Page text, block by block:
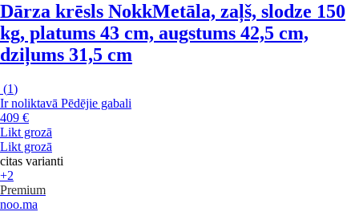
Dārza krēsls NokkMetāla, zaļš, slodze 150
kg, platums 43 cm, augstums 42,5 cm,
dziļums 31,5 cm
(1)
Ir noliktavā Pēdējie gabali
409 €
Likt grozā
Likt grozā
citas varianti
+2
Premium
noo.ma